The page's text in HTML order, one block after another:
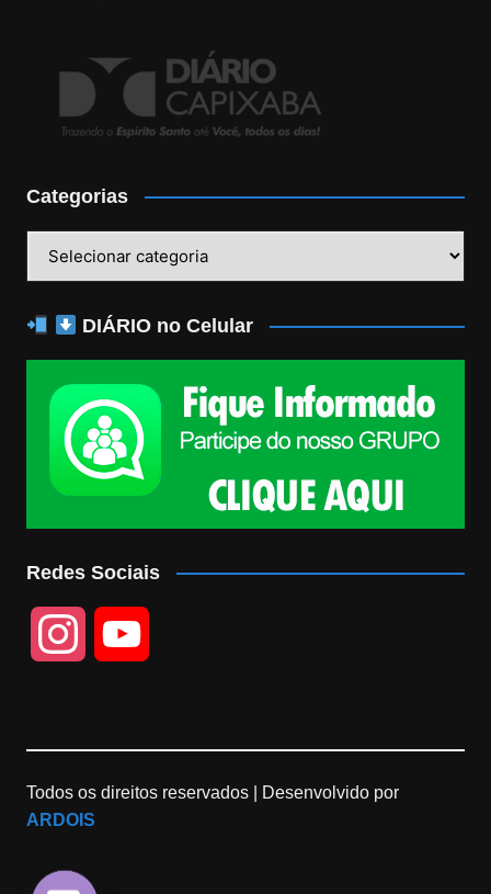
Categorias
DIÁRIO no Celular
Redes Sociais
t T
Todos os direitos reservados |
Desenvolvido por
ARDOIS